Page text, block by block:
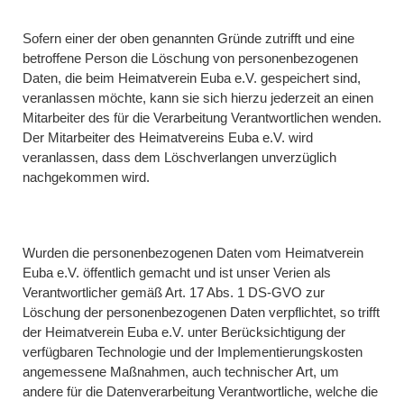
Sofern einer der oben genannten Gründe zutrifft und eine
betroffene Person die Löschung von personenbezogenen
Daten, die beim Heimatverein Euba e.V. gespeichert sind,
veranlassen möchte, kann sie sich hierzu jederzeit an einen
Mitarbeiter des für die Verarbeitung Verantwortlichen wenden.
Der Mitarbeiter des Heimatvereins Euba e.V. wird
veranlassen, dass dem Löschverlangen unverzüglich
nachgekommen wird.
Wurden die personenbezogenen Daten vom Heimatverein
Euba e.V. öffentlich gemacht und ist unser Verien als
Verantwortlicher gemäß Art. 17 Abs. 1 DS-GVO zur
Löschung der personenbezogenen Daten verpflichtet, so trifft
der Heimatverein Euba e.V. unter Berücksichtigung der
verfügbaren Technologie und der Implementierungskosten
angemessene Maßnahmen, auch technischer Art, um
andere für die Datenverarbeitung Verantwortliche, welche die